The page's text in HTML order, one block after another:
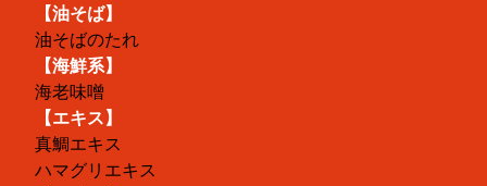
【油そば】
油そばのたれ
【海鮮系】
海老味噌
【エキス】
真鯛エキス
ハマグリエキス